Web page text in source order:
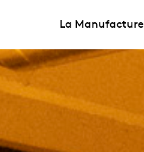
La Manufacture